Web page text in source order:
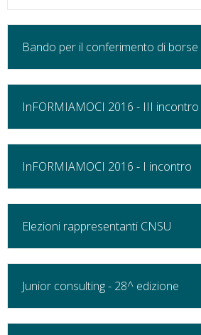
Bando per il conferimento di
InFORMIAMOCI 2016 - III incontro
InFORMIAMOCI 2016 - I incontro
Elezioni rappresentanti CNSU
Junior consulting - 28^ edizione